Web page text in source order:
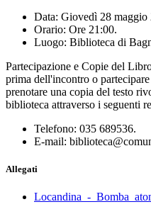
Data: Giovedì 28 maggio
Orario: Ore 21:00.
Luogo: Biblioteca di
Partecipazione e Copie del
prima dell'incontro o
prenotare una copia del testo
biblioteca attraverso i seguenti
Telefono: 035 689536.
E-mail:
Allegati
Locandina_-